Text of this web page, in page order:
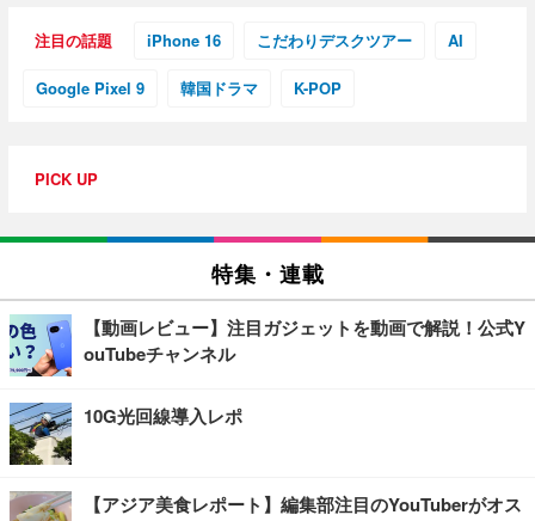
注目の話題 iPhone 16 こだわりデスクツアー AI
Google Pixel 9 韓国ドラマ K-POP
PICK UP
特集・連載
【動画レビュー】注目ガジェットを動画で解説！公式Y
ouTubeチャンネル
10G光回線導入レポ
【アジア美食レポート】編集部注目のYouTuberがオス